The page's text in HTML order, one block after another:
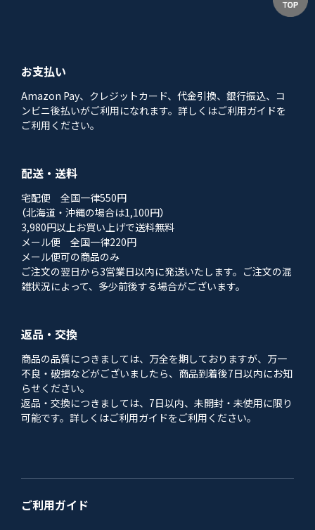
お支払い
Amazon Pay、クレジットカード、代金引換、銀行振込、コ
ンビニ後払いがご利用になれます。詳しくはご利用ガイドを
ご利用ください。
配送・送料
宅配便 全国一律550円
（北海道・沖縄の場合は1,100円）
3,980円以上お買い上げで送料無料
メール便 全国一律220円
メール便可の商品のみ
ご注文の翌日から3営業日以内に発送いたします。ご注文の混
雑状況によって、多少前後する場合がございます。
返品・交換
商品の品質につきましては、万全を期しておりますが、万一
不良・破損などがございましたら、商品到着後7日以内にお知
らせください。
返品・交換につきましては、7日以内、未開封・未使用に限り
可能です。詳しくはご利用ガイドをご利用ください。
ご利用ガイド